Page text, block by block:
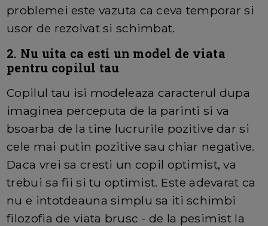
problemei este vazuta ca ceva temporar si
usor de rezolvat si schimbat.
2. Nu uita ca esti un model de viata
pentru copilul tau
Copilul tau isi modeleaza caracterul dupa
imaginea perceputa de la parinti si va
bsoarba de la tine lucrurile pozitive dar si
cele mai putin pozitive sau chiar negative.
Daca vrei sa cresti un copil optimist, va
trebui sa fii si tu optimist. Este adevarat ca
nu e intotdeauna simplu sa iti schimbi
filozofia de viata brusc - de la pesimist la